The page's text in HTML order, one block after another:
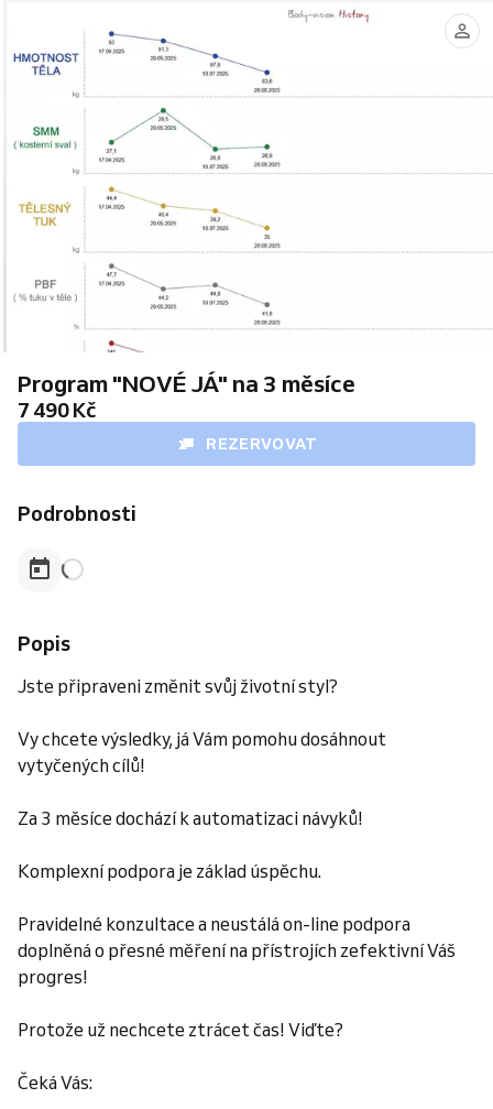
Program "NOVÉ JÁ" na 3 měsíce
7 490 Kč
REZERVOVAT
Podrobnosti
Popis
Jste připraveni změnit svůj životní styl?
Vy chcete výsledky, já Vám pomohu dosáhnout
vytyčených cílů!
Za 3 měsíce dochází k automatizaci návyků!
Komplexní podpora je základ úspěchu.
Pravidelné konzultace a neustálá on-line podpora
doplněná o přesné měření na přístrojích zefektivní Váš
progres!
Protože už nechcete ztrácet čas! Viďte?
Čeká Vás: